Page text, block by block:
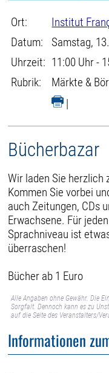
Ort:
Institut
Datum:
Samstag,
Uhrzeit: 11:00 Uhr -
Rubrik:
Märkte &
|
Bücherbazar
Wir laden Sie herzlich
Kommen Sie vorbei
auch Zeitungen, CDs
Erwachsene. Für
Sprachniveau ist
überraschen!
Bücher ab 1 Euro
Alle Angaben ohne Gewähr. Die
Sorgfalt. Dennoch kann es zu
auf die Seite des Veranstalters/
Informationen